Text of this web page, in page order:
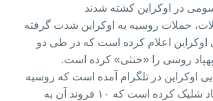
در اوکراین کشته شدند
حملات روسیه به اوکراین شدت گرفته
اوکراین اعلام کرده است که در طی دو
اوکراین در تلگرام آمده است که روسیه
در مجموع ۱۳۶ پهپاد شلیک کرده است که ۱۰ فروند آن به